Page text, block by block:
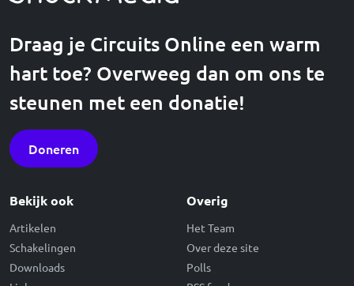
Draag je Circuits Online een warm
hart toe? Overweeg dan om ons te
steunen met een donatie!
Doneren
Bekijk ook
Artikelen
Schakelingen
Downloads
Overig
Het Team
Over deze site
Polls